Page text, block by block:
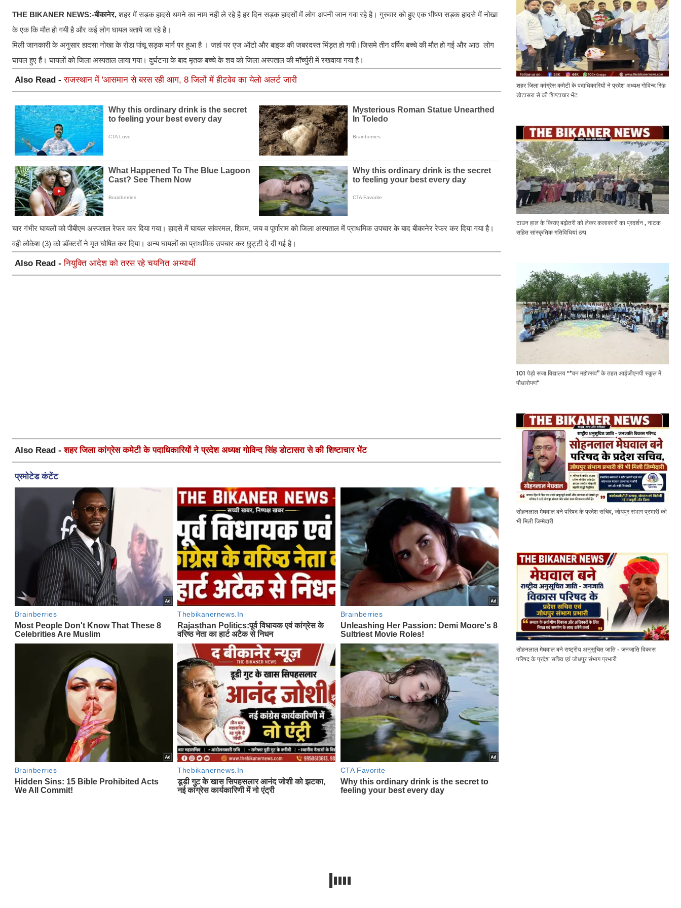
THE BIKANER NEWS:-बीकानेर,शहर में सड़क हादसे थमने का नाम नही ले रहे है हर दिन सड़क हादसों में लोग अपनी जान गवा रहे है। गुरुवार को हुए एक भीषण सड़क हादसे में नोखा
के एक कि मौत हो गयी है और कई लोग घायल बताये जा रहे है।
मिली जानकारी के अनुसार हादसा नोखा के रोडा पांचू सड़क मार्ग पर हुआ है । जहां पर एज ऑटो और बाइक की जबरदस्त भिंड़त हो गयी।जिसमे तीन वर्षिय बच्चे की मौत हो गई और आठ लोग
घायल हुए हैं। घायलों को जिला अस्पताल लाया गया। दुर्घटना के बाद मृतक बच्चे के शव को जिला अस्पताल की मॉर्च्युरी में रखवाया गया है।
Also Read -राजस्थान में 'आसमान से बरस रही आग, 8 जिलों में हीटवेव का येलो अलर्ट जारी
चार गंभीर घायलों को पीबीएम अस्पताल रेफर कर दिया गया। हादसे में घायल सांवरमल, शिवम, जय व पूर्णाराम को जिला अस्पताल में प्राथमिक उपचार के बाद बीकानेर रेफर कर दिया गया है।
वही लोकेश (3) को डॉक्टरों ने मृत घोषित कर दिया। अन्य घायलों का प्राथमिक उपचार कर छुट्टी दे दी गई है।
Also Read -नियुक्ति आदेश को तरस रहे चयनित अभ्यार्थी
Also Read -शहर जिला कांग्रेस कमेटी के पदाधिकारियों ने प्रदेश अध्यक्ष गोविन्द सिंह डोटासरा से की शिष्टाचार भेंट
शहर जिला कांग्रेस कमेटी के पदाधिकारियों ने प्रदेश अध्यक्ष गोविन्द सिंह
डोटासरा से की शिष्टाचार भेंट
टाउन हाल के किराए बढ़ोतरी को लेकर कलाकारों का प्रदर्शन , नाटक
सहित सांस्कृतिक गतिविधियां ठप्प
101 पेड़ो सजा विद्यालय "*वन महोत्सव” के तहत आईजीएनपी स्कूल में
पौधारोपण*
सोहनलाल मेघवाल बने परिषद के प्रदेश सचिव, जोधपुर संभाग प्रभारी की
भी मिली जिम्मेदारी
सोहनलाल मेघवाल बने राष्ट्रीय अनुसूचित जाति - जनजाति विकास
परिषद के प्रदेश सचिव एवं जोधपुर संभाग प्रभारी